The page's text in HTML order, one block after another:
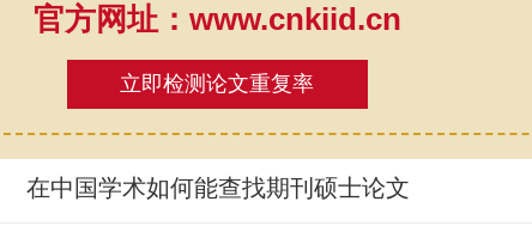
官方网址：www.cnkiid.cn
立即检测论文重复率
在中国学术如何能查找期刊硕士论文